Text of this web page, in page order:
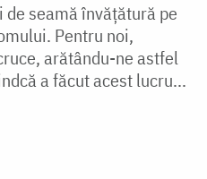
seamă învățătură pe
Pentru noi,
arătându-ne astfel
a făcut acest lucru...